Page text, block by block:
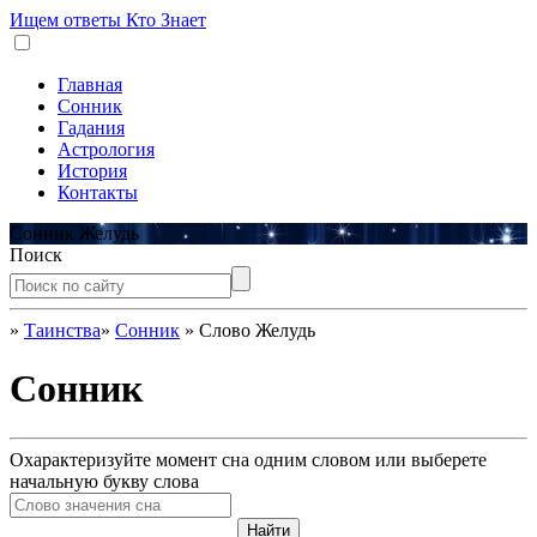
Ищем ответы Кто Знает
Главная
Сонник
Гадания
Астрология
История
Контакты
Сонник Желудь
Поиск
» Таинства» Сонник » Слово Желудь
Сонник
Охарактеризуйте момент сна одним словом или выберете
начальную букву слова